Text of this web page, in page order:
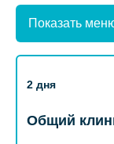
Показать
2 дня
Общий